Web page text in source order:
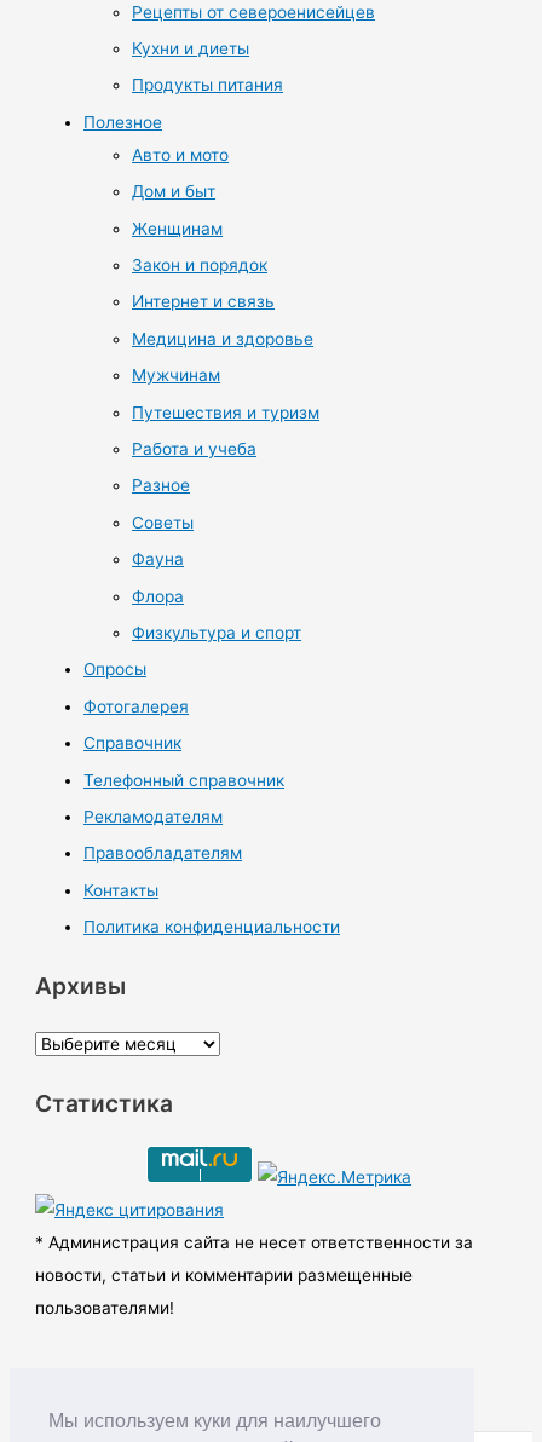
Мы используем куки для наилучшего
Рецепты от североенисейцев
Кухни и диеты
Продукты питания
Полезное
Авто и мото
Дом и быт
Женщинам
Закон и порядок
Интернет и связь
Медицина и здоровье
Мужчинам
Путешествия и туризм
Работа и учеба
Разное
Советы
Фауна
Флора
Физкультура и спорт
Опросы
Фотогалерея
Справочник
Телефонный справочник
Рекламодателям
Правообладателям
Контакты
Политика конфиденциальности
Архивы
А
х
ы
Статистика
* Администрация сайта не несет ответственности за
новости, статьи и комментарии размещенные
пользователями!